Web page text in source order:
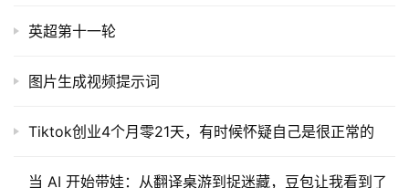
英超第十一轮
图片生成视频提示词
Tiktok创业4个月零21天，有时候怀疑自己是很正常的
当 AI 开始带娃：从翻译桌游到捉迷藏，豆包让我看到了